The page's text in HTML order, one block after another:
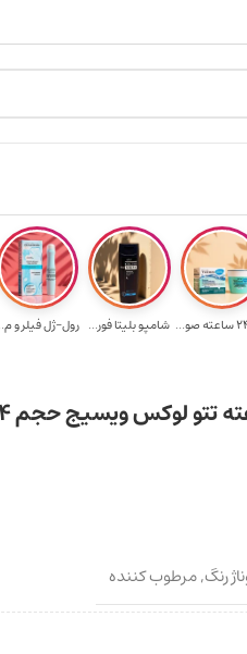
هدیه برای خرید های بالای ۵
شامپو بلیتا فور... رول-ژل فیلر و
رنگ,مرطوب کننده